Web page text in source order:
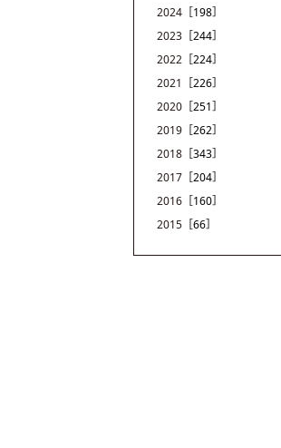
2024 ［198］
2023 ［244］
2022 ［224］
2021
［226］
2020 ［251］
2019 ［262］
2018 ［343］
2017 ［204］
2016 ［160］
2015 ［66］